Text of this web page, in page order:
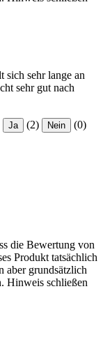
sich sehr lange an
sehr gut nach
Ja (2) Nein (0)
die Bewertung von
Produkt tatsächlich
aber grundsätzlich
Hinweis schließen